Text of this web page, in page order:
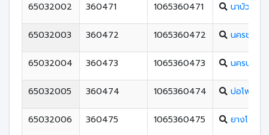
65032002 360471 1065360471 นาบัววิทยา
65032003 360472 1065360472 นครชุมพิท
65032004 360473 1065360473 นครบางย
65032005 360474 1065360474 บ่อโพธิ์วิท
65032006 360475 1065360475 ยางโกลน